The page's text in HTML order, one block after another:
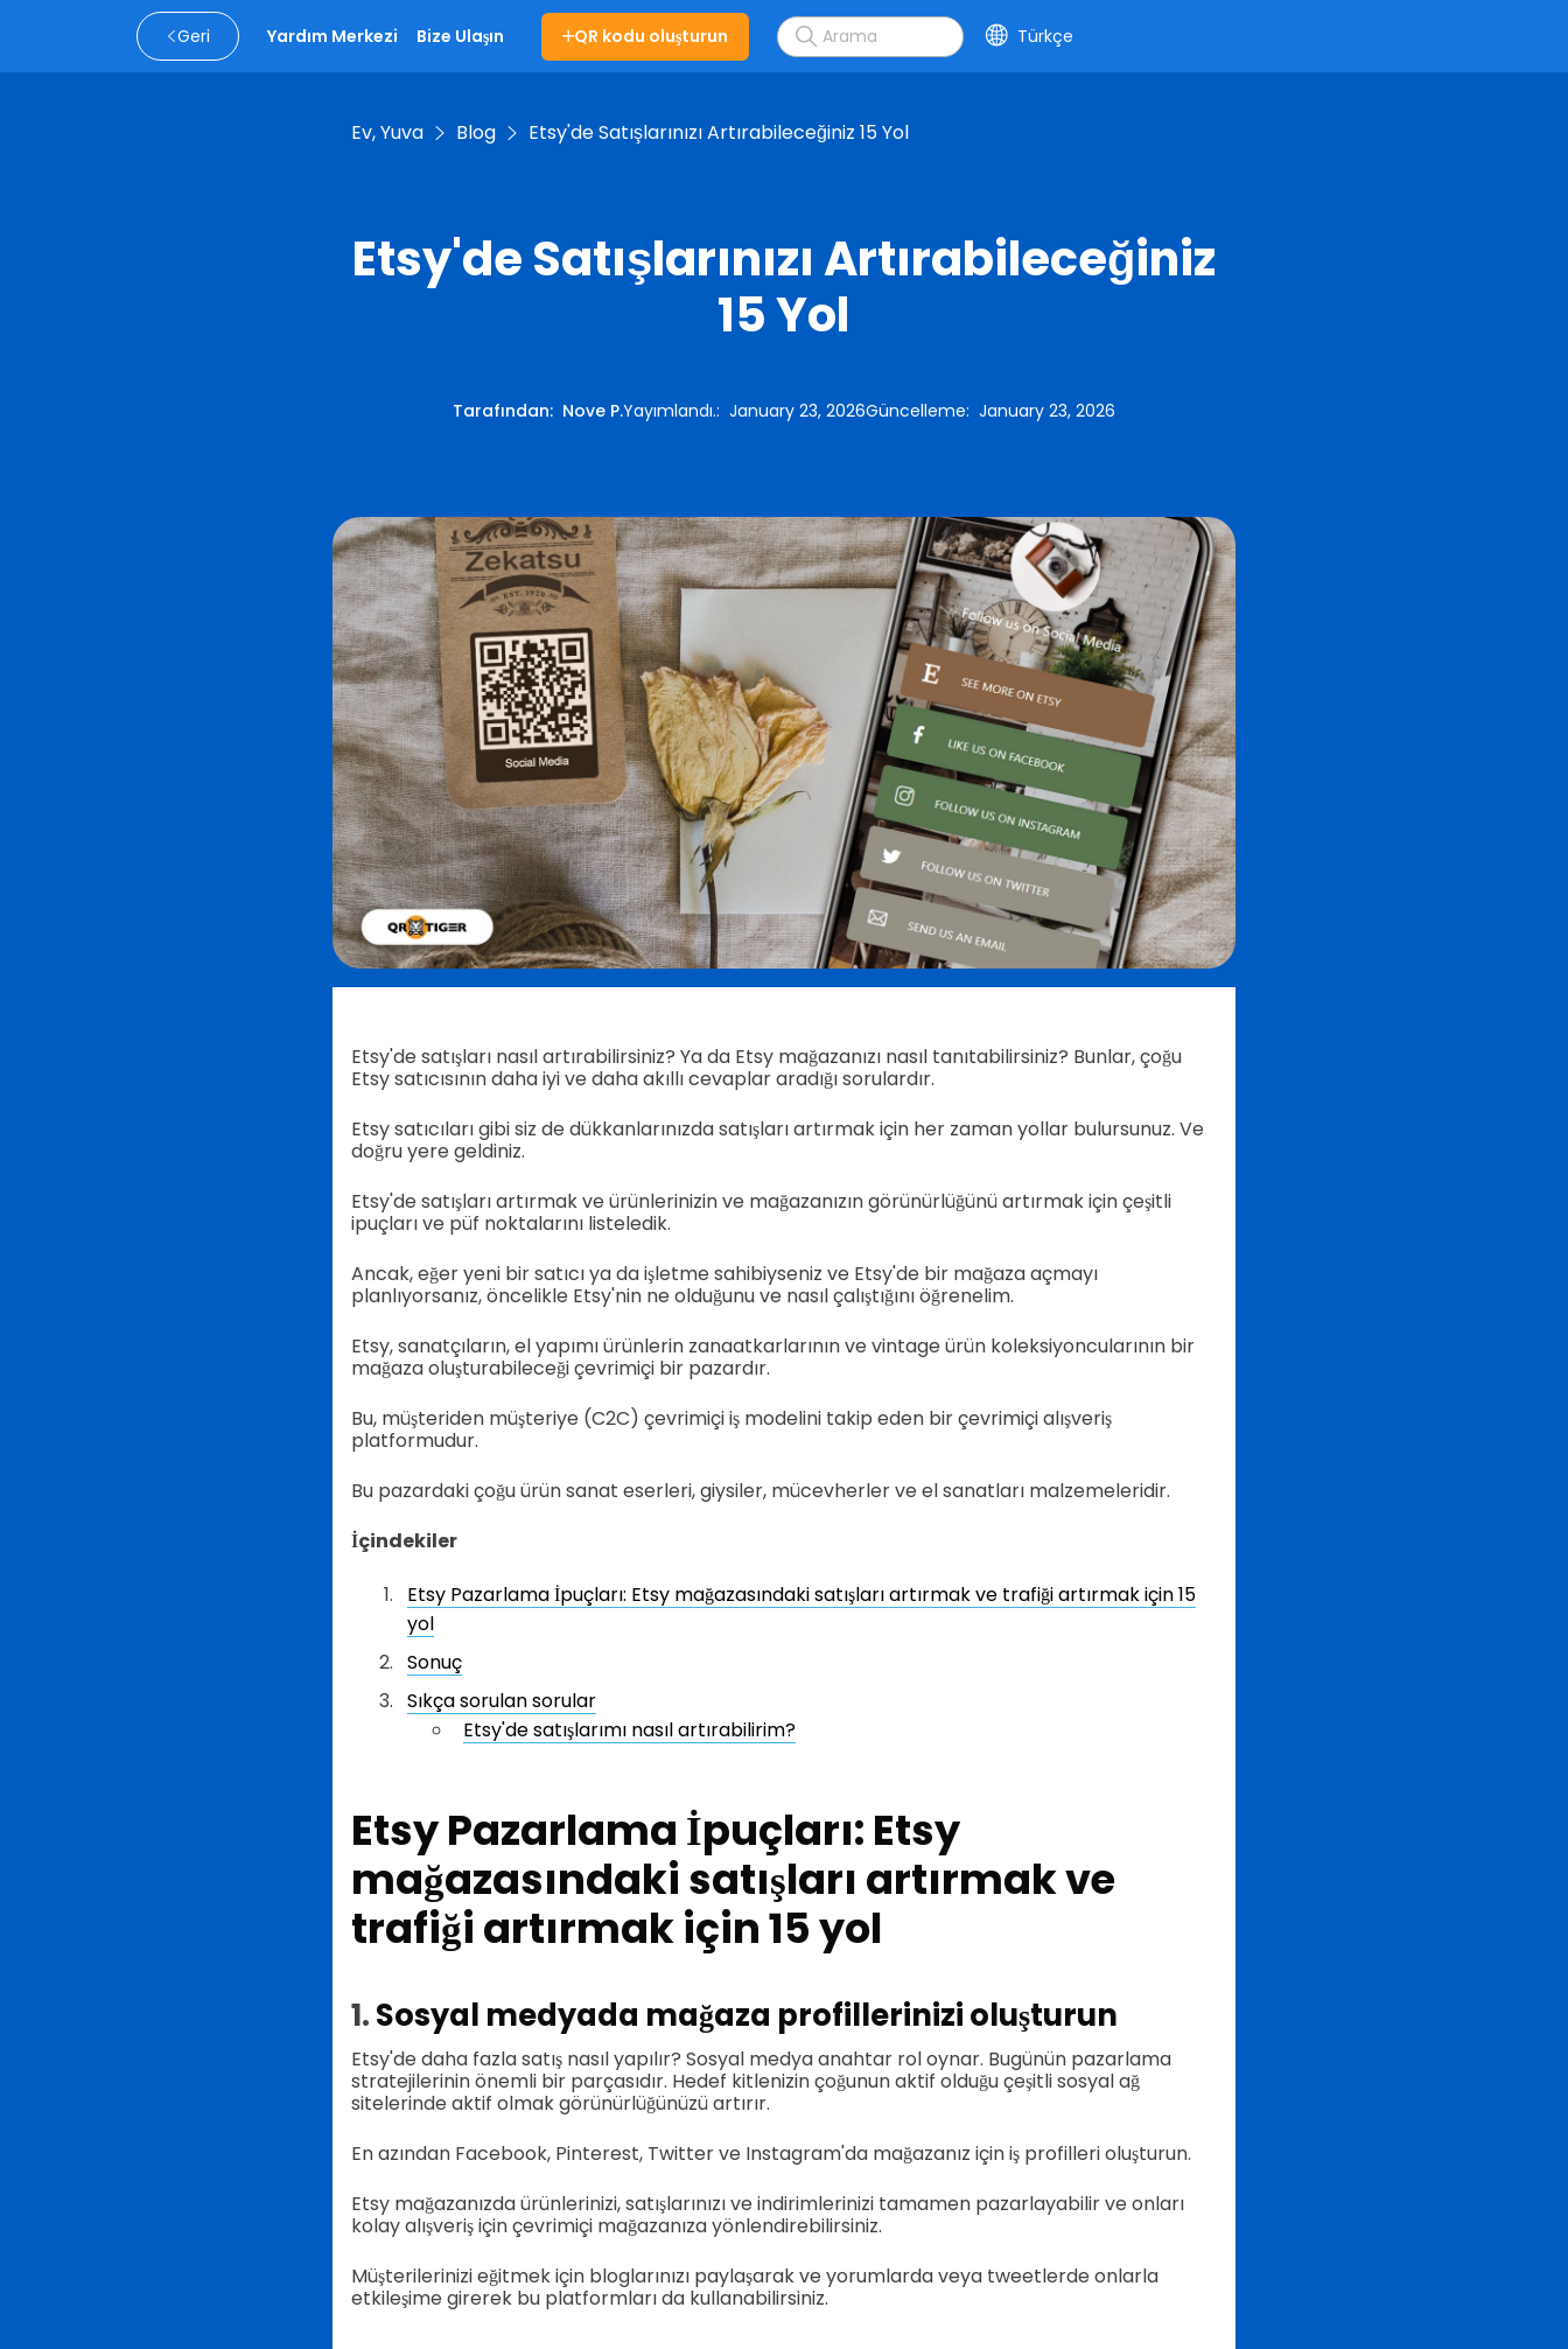
Geri Yardım Merkezi Bize Ulaşın QR kodu oluşturun Türkçe
Ev, Yuva Blog Etsy'de Satışlarınızı Artırabileceğiniz 15 Yol
Etsy'de Satışlarınızı Artırabileceğiniz
15 Yol
Tarafından: Nove P.Yayımlandı.: January 23, 2026Güncelleme: January 23, 2026
Etsy'de satışları nasıl artırabilirsiniz? Ya da Etsy mağazanızı nasıl tanıtabilirsiniz? Bunlar, çoğu
Etsy satıcısının daha iyi ve daha akıllı cevaplar aradığı sorulardır.
Etsy satıcıları gibi siz de dükkanlarınızda satışları artırmak için her zaman yollar bulursunuz. Ve
doğru yere geldiniz.
Etsy'de satışları artırmak ve ürünlerinizin ve mağazanızın görünürlüğünü artırmak için çeşitli
ipuçları ve püf noktalarını listeledik.
Ancak, eğer yeni bir satıcı ya da işletme sahibiyseniz ve Etsy'de bir mağaza açmayı
planlıyorsanız, öncelikle Etsy'nin ne olduğunu ve nasıl çalıştığını öğrenelim.
Etsy, sanatçıların, el yapımı ürünlerin zanaatkarlarının ve vintage ürün koleksiyoncularının bir
mağaza oluşturabileceği çevrimiçi bir pazardır.
Bu, müşteriden müşteriye (C2C) çevrimiçi iş modelini takip eden bir çevrimiçi alışveriş
platformudur.
Bu pazardaki çoğu ürün sanat eserleri, giysiler, mücevherler ve el sanatları malzemeleridir.
İçindekiler
Etsy Pazarlama İpuçları: Etsy mağazasındaki satışları artırmak ve trafiği artırmak için 15
yol
Sonuç
Sıkça sorulan sorular
Etsy'de satışlarımı nasıl artırabilirim?
Etsy Pazarlama İpuçları: Etsy
mağazasındaki satışları artırmak ve
trafiği artırmak için 15 yol
1.Sosyal medyada mağaza profillerinizi oluşturun
Etsy'de daha fazla satış nasıl yapılır? Sosyal medya anahtar rol oynar. Bugünün pazarlama
stratejilerinin önemli bir parçasıdır. Hedef kitlenizin çoğunun aktif olduğu çeşitli sosyal ağ
sitelerinde aktif olmak görünürlüğünüzü artırır.
En azından Facebook, Pinterest, Twitter ve Instagram'da mağazanız için iş profilleri oluşturun.
Etsy mağazanızda ürünlerinizi, satışlarınızı ve indirimlerinizi tamamen pazarlayabilir ve onları
kolay alışveriş için çevrimiçi mağazanıza yönlendirebilirsiniz.
Müşterilerinizi eğitmek için bloglarınızı paylaşarak ve yorumlarda veya tweetlerde onlarla
etkileşime girerek bu platformları da kullanabilirsiniz.